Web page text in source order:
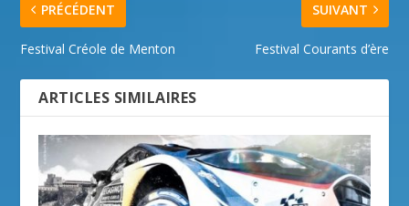
PRÉCÉDENT
Festival Créole de Menton
SUIVANT
Festival Courants d’ère
ARTICLES SIMILAIRES